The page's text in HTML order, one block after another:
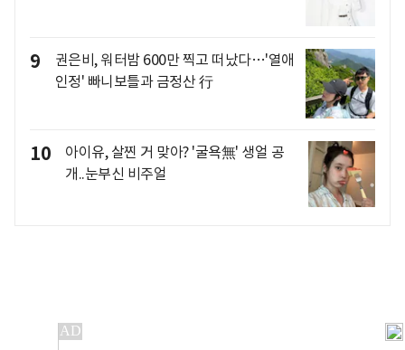
9
권은비, 워터밤 600만 찍고 떠났다…'열애
인정' 빠니보틀과 금정산 行
10
아이유, 살찐 거 맞아? '굴욕無' 생얼 공
개..눈부신 비주얼